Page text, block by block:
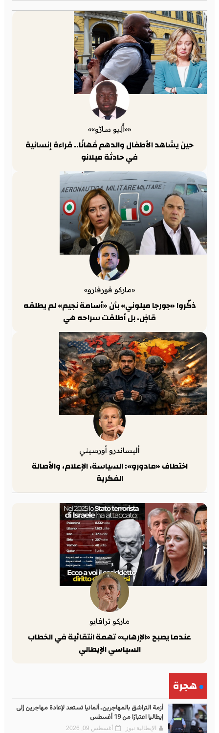
««أَلِيو سارّو»»
حين يشاهد الأطفال والدهم مُهانًا.. قراءة إنسانية
في حادثة ميلانو
«ماركو فورفارو»
ذكّروا «جورجا ميلوني» بأن «أسامة نجيم» لم يطلقه
قاضٍ، بل أطلقت سراحه هي
أليساندرو أورسيني
اختطاف «مادورو»: السياسة، الإعلام، والأصالة
الفكرية
ماركو ترافايو
عندما يصبح «الإرهاب» تهمة انتقائية في الخطاب
السياسي الإيطالي
هجرة
أزمة التراشق بالمهاجرين..ألمانيا تستعد لإعادة مهاجرين إلى
إيطاليا اعتبارًا من 19 أغسطس
الإيطالية نيوز أغسطس 09, 2026